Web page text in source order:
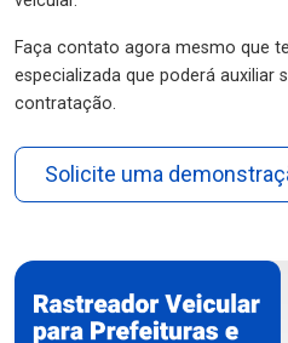
Faça contato agora mesmo que
especializada que poderá auxiliar
contratação.
Solicite uma